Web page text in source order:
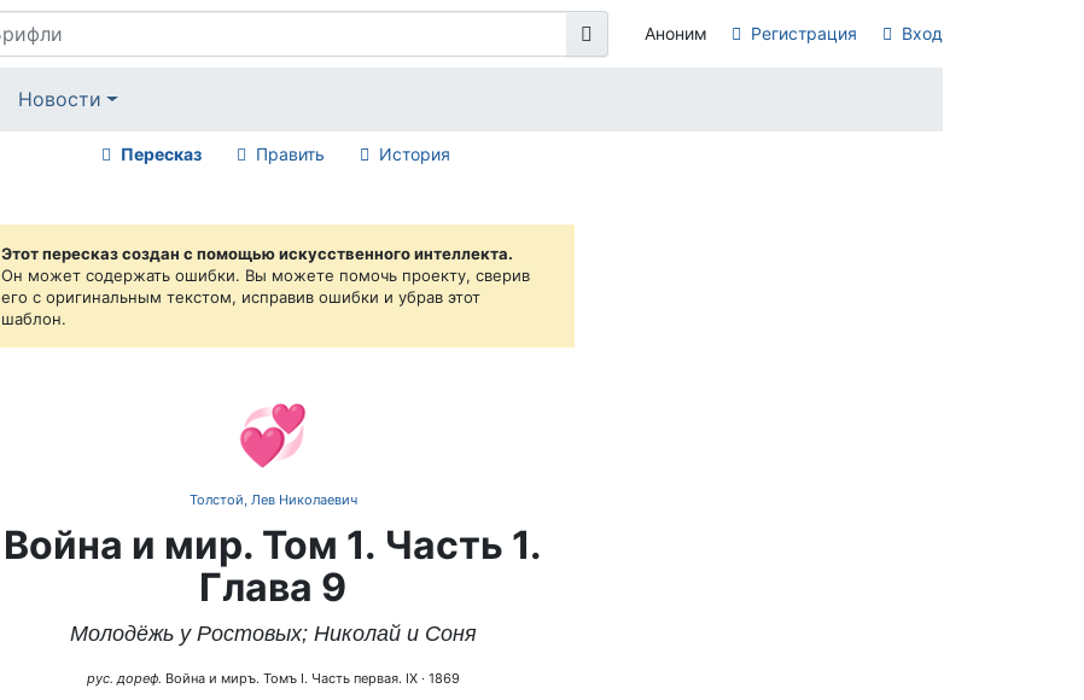
Аноним Регистрация Вход
Новости
Пересказ Править История
Этот пересказ создан с помощью искусственного интеллекта.
Он может содержать ошибки. Вы можете помочь проекту, сверив
его с оригинальным текстом, исправив ошибки и убрав этот
шаблон.
💞
Толстой, Лев Николаевич
Война и мир. Том 1. Часть 1.
Глава 9
Молодёжь у Ростовых; Николай и Соня
рус. дореф. Война и миръ. Томъ I. Часть первая. IX· 1869